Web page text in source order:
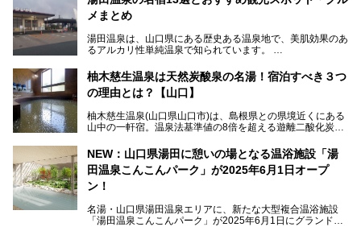
今回は、外湯(日帰り入浴施設)である「恩湯」をはじめ、温
紹介。また、アクセスの注意点も併せてご紹介します！
メまとめ
湯田温泉は、山口県にある歴史ある温泉地で、美肌効果のあ
るアルカリ性単純温泉で知られています。
湯田温泉では、瑠璃光寺五重塔などの観光スポット、「そば
寿司」などのグルメスポット、なかには「女将劇場」なんて
一風変わった催しを実施している旅館もあり、観光を満喫で
この記事では、湯田温泉の魅力を味わえる宿泊施設や日帰り
ス方法も紹介します！
柚木慈生温泉は天然炭酸泉の名湯！宿泊すべき３つ
の理由とは？【山口】
柚木慈生温泉(山口県山口市)は、島根県との県境近くにある
山中の一軒宿。温泉法基準値の8倍を超える遊離二酸化炭素
親しまれています。
日帰り入浴も可能ですが、その真価を存分に満喫するならば
宿泊がベスト。今回は、知られざるその理由を詳細解説。温
泉ファンなら一度は行ってみたい炭酸泉の名湯を、存分にご
紹介します！
NEW：山口県湯田に憩いの場となる温浴施設「湯
田温泉こんこんパーク」が2025年6月1日オープ
ン！
名湯・山口県湯田温泉エリアに、新たな大型複合温浴施設
「湯田温泉こんこんパーク」が2025年6月1日にグランドオ